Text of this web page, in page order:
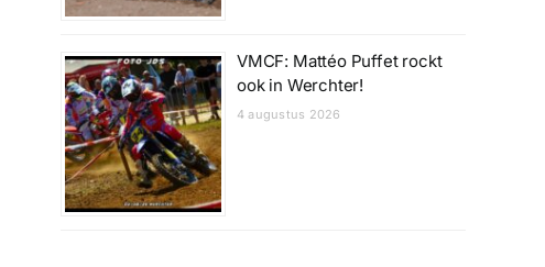
VMCF: Mattéo Puffet rockt
ook in Werchter!
4 augustus 2026